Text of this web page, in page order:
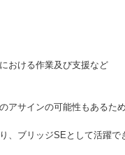
おける作業及び支援など
アサインの可能性もあるた
、ブリッジSEとして活躍で